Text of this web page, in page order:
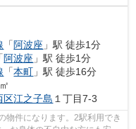
「 阿波座 」駅 徒歩1分
「 阿波座 」駅 徒歩1分
「本町 」駅 徒歩16分
区江之子島 １丁目7-3
物件になります。2駅利用でき